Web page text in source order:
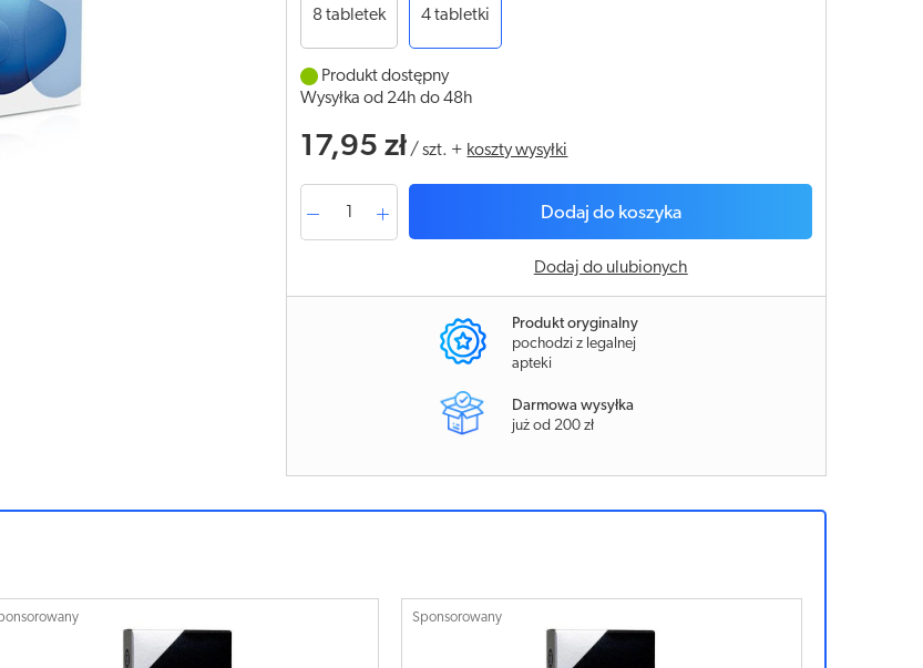
8 tabletek 4 tabletki
Produkt dostępny
Wysyłka od 24h do 48h
17,95 zł /szt. + koszty wysyłki
Dodaj do koszyka
Dodaj do ulubionych
Produkt oryginalny
pochodzi z legalnej
apteki
Darmowa wysyłka
już od 200 zł
Sponsorowany